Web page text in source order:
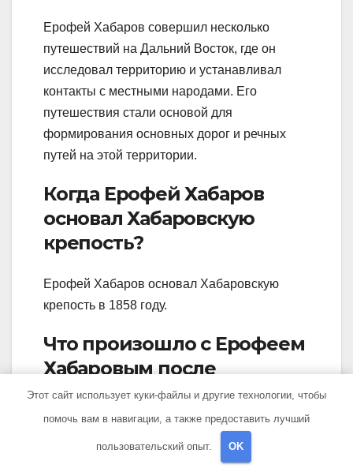
Ерофей Хабаров совершил несколько
путешествий на Дальний Восток, где он
исследовал территорию и устанавливал
контакты с местными народами. Его
путешествия стали основой для
формирования основных дорог и речных
путей на этой территории.
Когда Ерофей Хабаров
основал Хабаровскую
крепость?
Ерофей Хабаров основал Хабаровскую
крепость в 1858 году.
Что произошло с Ерофеем
Хабаровым после
основания Хабаровской
крепости?
После основания Хабаровской крепости,
Этот сайт использует куки-файлы и другие технологии, чтобы
помочь вам в навигации, а также предоставить лучший
пользовательский опыт. OK